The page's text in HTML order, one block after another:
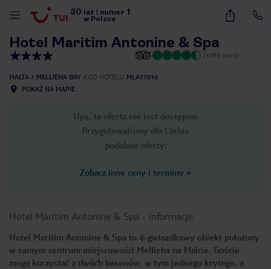
30 lat numer 1
w Polsce
15
Hotel Maritim Antonine & Spa
(4395 opinii)
MALTA MELLIEHA BAY KOD HOTELU MLA17010
POKAŻ NA MAPIE
Ups, ta oferta nie jest dostępna.
Przygotowaliśmy dla Ciebie
podobne oferty:
Zobacz inne ceny i terminy »
Hotel Maritim Antonine & Spa - informacje
Hotel Maritim Antonine & Spa to 4-gwiazdkowy obiekt położony
w samym centrum miejscowości Mellieha na Malcie. Goście
mogą korzystać z dwóch basenów, w tym jednego krytego, a